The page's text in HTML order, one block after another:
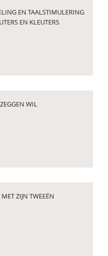
EN TAALSTIMULERING
EN KLEUTERS
WIL
MET ZIJN TWEEËN